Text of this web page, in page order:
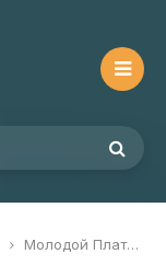
Молодой Платон - Фифа